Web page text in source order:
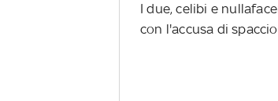
I due, celibi e
con l'accusa di